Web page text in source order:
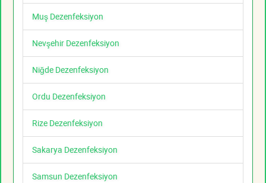
Muş Dezenfeksiyon
Nevşehir Dezenfeksiyon
Niğde Dezenfeksiyon
Ordu Dezenfeksiyon
Rize Dezenfeksiyon
Sakarya Dezenfeksiyon
Samsun Dezenfeksiyon